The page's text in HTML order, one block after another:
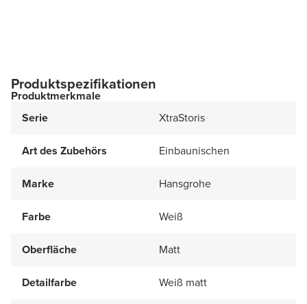
Produktspezifikationen
Produktmerkmale
Serie
XtraStoris
Art des Zubehörs Einbaunischen
Marke Hansgrohe
Farbe Weiß
Oberfläche Matt
Detailfarbe Weiß matt